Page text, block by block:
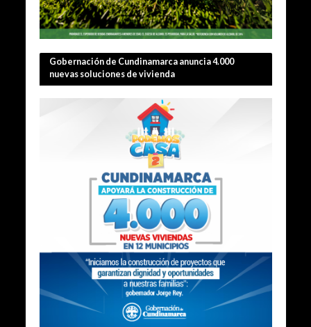
Gobernación de Cundinamarca anuncia 4.000
nuevas soluciones de vivienda